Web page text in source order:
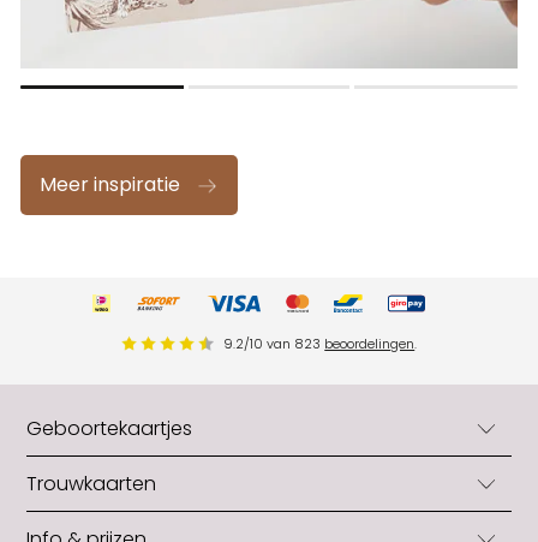
Meer inspiratie
9.2/10 van 823 beoordelingen.
Geboortekaartjes
Geboortekaartjes
Geboortekaartjes jongens
Trouwkaarten